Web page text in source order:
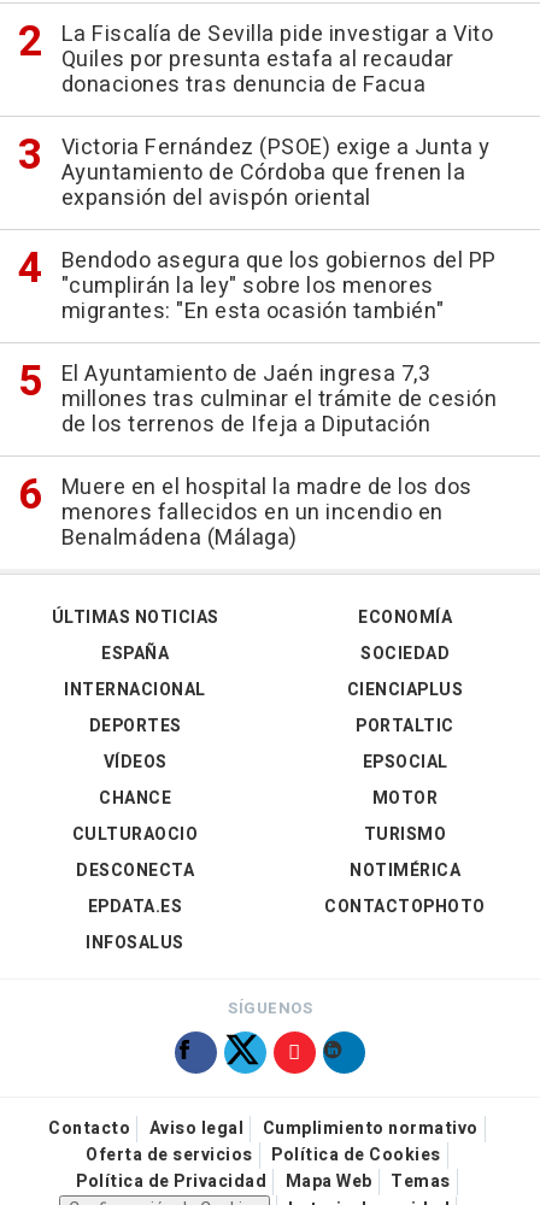
La Fiscalía de Sevilla pide investigar a Vito
Quiles por presunta estafa al recaudar
donaciones tras denuncia de Facua
Victoria Fernández (PSOE) exige a Junta y
Ayuntamiento de Córdoba que frenen la
expansión del avispón oriental
Bendodo asegura que los gobiernos del PP
"cumplirán la ley" sobre los menores
migrantes: "En esta ocasión también"
El Ayuntamiento de Jaén ingresa 7,3
millones tras culminar el trámite de cesión
de los terrenos de Ifeja a Diputación
Muere en el hospital la madre de los dos
menores fallecidos en un incendio en
Benalmádena (Málaga)
ÚLTIMAS NOTICIAS
ESPAÑA
INTERNACIONAL
DEPORTES
VÍDEOS
ECONOMÍA
SOCIEDAD
CIENCIAPLUS
PORTALTIC
EPSOCIAL
CHANCE
CULTURAOCIO
DESCONECTA
EPDATA.ES
INFOSALUS
MOTOR
TURISMO
NOTIMÉRICA
CONTACTOPHOTO
SÍGUENOS
Contacto Aviso legal
Cumplimiento normativo
Oferta de servicios
Política de Cookies
Política de Privacidad
Mapa Web
Temas